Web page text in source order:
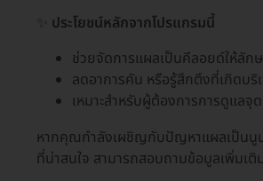
ประโยชน์หลักจากโปรแกรมนี้
ช่วยจัดการแผลเป็นคีลอยด์ให้ลั
ลดอาการคัน หรือรู้สึกตึงที่เกิดบ
เหมาะสำหรับผู้ต้องการการดูแลจุ
หากคุณกำลังเผชิญกับปัญหาแผลเป็นนูน
ที่น่าสนใจ สามารถสอบถามข้อมูลเพิ่มเ